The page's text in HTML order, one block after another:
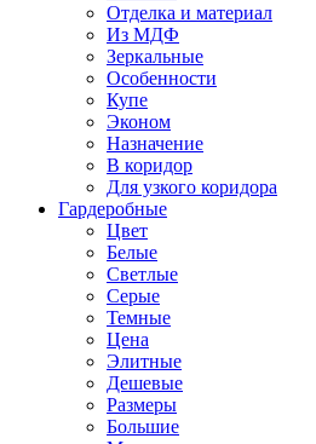
Отделка и материал
Из МДФ
Зеркальные
Особенности
Купе
Эконом
Назначение
В коридор
Для узкого коридора
Гардеробные
Цвет
Белые
Светлые
Серые
Темные
Цена
Элитные
Дешевые
Размеры
Большие